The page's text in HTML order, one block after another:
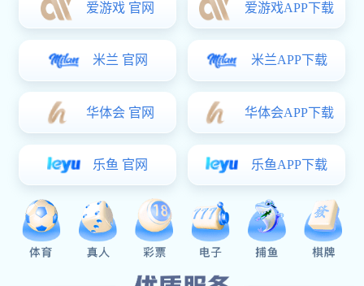
NG娱乐-科技赋能场景,让娱乐更有趣! 隶属于湖北农业发展集
团有限公司，公司成立于2011年，位于京、津、冀一体化经济
圈内的唐山市玉田县经济开发区，现注册资本2.61亿元，2021
年11月15日成为北京证券交易所首批上市公司（股票代码：
920964，下辖北京、甘肃金昌、四川攀枝花、山西襄汾、河南
产基地。NG娱乐是一家专业从事节水灌溉产品研发、生产制
造、灌溉工程设计、施工的综合性企业。公司主要生产产品包
括节水灌溉用首部过滤系统、自动化施肥系统、节水滴灌管
（带）、变频控制柜、喷灌设备、供水设备、管件、管材的研